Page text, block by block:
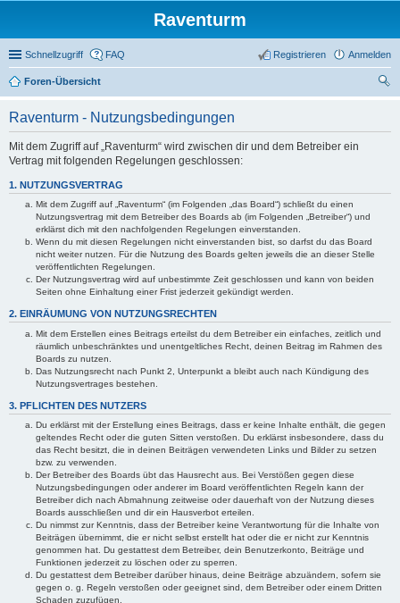
Raventurm
Schnellzugriff FAQ Anmelden
Registrieren
Foren-Übersicht
Raventurm - Nutzungsbedingungen
Mit dem Zugriff auf „Raventurm“ wird zwischen dir und dem Betreiber ein
Vertrag mit folgenden Regelungen geschlossen:
1. NUTZUNGSVERTRAG
Mit dem Zugriff auf „Raventurm“ (im Folgenden „das Board“) schließt du einen
Nutzungsvertrag mit dem Betreiber des Boards ab (im Folgenden „Betreiber“) und
erklärst dich mit den nachfolgenden Regelungen einverstanden.
Wenn du mit diesen Regelungen nicht einverstanden bist, so darfst du das Board
nicht weiter nutzen. Für die Nutzung des Boards gelten jeweils die an dieser Stelle
veröffentlichten Regelungen.
Der Nutzungsvertrag wird auf unbestimmte Zeit geschlossen und kann von beiden
Seiten ohne Einhaltung einer Frist jederzeit gekündigt werden.
2. EINRÄUMUNG VON NUTZUNGSRECHTEN
Mit dem Erstellen eines Beitrags erteilst du dem Betreiber ein einfaches, zeitlich und
räumlich unbeschränktes und unentgeltliches Recht, deinen Beitrag im Rahmen des
Boards zu nutzen.
Das Nutzungsrecht nach Punkt 2, Unterpunkt a bleibt auch nach Kündigung des
Nutzungsvertrages bestehen.
3. PFLICHTEN DES NUTZERS
Du erklärst mit der Erstellung eines Beitrags, dass er keine Inhalte enthält, die gegen
geltendes Recht oder die guten Sitten verstoßen. Du erklärst insbesondere, dass du
das Recht besitzt, die in deinen Beiträgen verwendeten Links und Bilder zu setzen
bzw. zu verwenden.
Der Betreiber des Boards übt das Hausrecht aus. Bei Verstößen gegen diese
Nutzungsbedingungen oder anderer im Board veröffentlichten Regeln kann der
Betreiber dich nach Abmahnung zeitweise oder dauerhaft von der Nutzung dieses
Boards ausschließen und dir ein Hausverbot erteilen.
Du nimmst zur Kenntnis, dass der Betreiber keine Verantwortung für die Inhalte von
Beiträgen übernimmt, die er nicht selbst erstellt hat oder die er nicht zur Kenntnis
genommen hat. Du gestattest dem Betreiber, dein Benutzerkonto, Beiträge und
Funktionen jederzeit zu löschen oder zu sperren.
Du gestattest dem Betreiber darüber hinaus, deine Beiträge abzuändern, sofern sie
gegen o. g. Regeln verstoßen oder geeignet sind, dem Betreiber oder einem Dritten
Schaden zuzufügen.